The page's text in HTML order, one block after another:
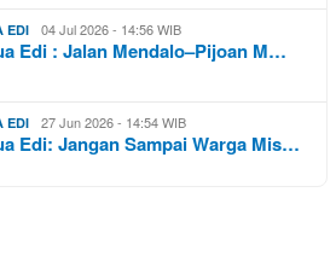
EDI 04 Jul 2026 - 14:56 WIB
Edi : Jalan Mendalo–Pijoan M…
EDI 27 Jun 2026 - 14:54 WIB
Edi: Jangan Sampai Warga Mis…